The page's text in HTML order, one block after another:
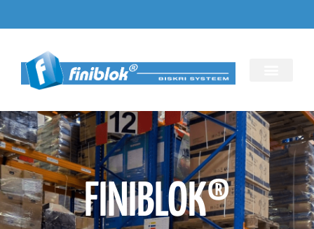
FINIBLOK®